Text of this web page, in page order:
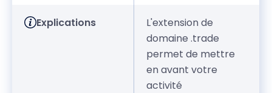
Explications
L'extension de
domaine .trade
permet de mettre
en avant votre
activité